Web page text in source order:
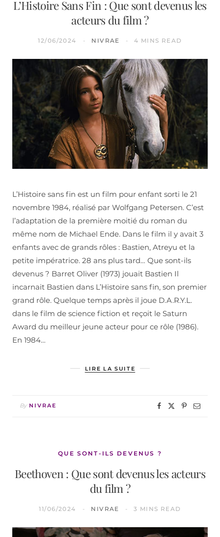
L’Histoire Sans Fin : Que sont devenus les
acteurs du film ?
12/06/2024 NIVRAE 4 MINS READ
L’Histoire sans fin est un film pour enfant sorti le 21
novembre 1984, réalisé par Wolfgang Petersen. C’est
l’adaptation de la première moitié du roman du
même nom de Michael Ende. Dans le film il y avait 3
enfants avec de grands rôles : Bastien, Atreyu et la
petite impératrice. 28 ans plus tard… Que sont-ils
devenus ? Barret Oliver (1973) jouait Bastien Il
incarnait Bastien dans L’Histoire sans fin, son premier
grand rôle. Quelque temps après il joue D.A.R.Y.L.
dans le film de science fiction et reçoit le Saturn
Award du meilleur jeune acteur pour ce rôle (1986).
En 1984…
LIRE LA SUITE
By NIVRAE
QUE SONT-ILS DEVENUS ?
Beethoven : Que sont devenus les acteurs
du film ?
11/06/2024 NIVRAE 3 MINS READ